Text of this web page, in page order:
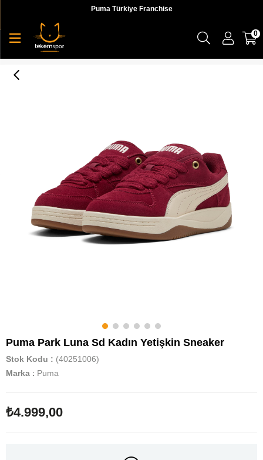
Puma Türkiye Franchise
0
Puma Park Luna Sd Kadın Yetişkin Sneaker
Stok Kodu
(40251006)
Marka : Puma
₺4.999,00